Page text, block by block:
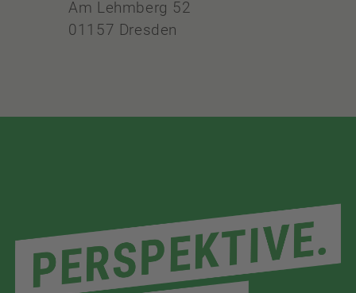
Am Lehmberg 52
01157 Dresden